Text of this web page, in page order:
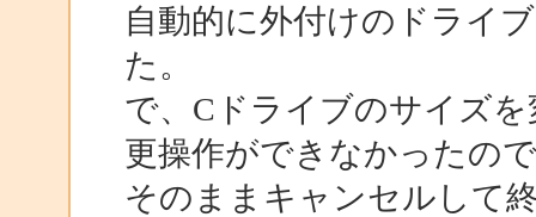
自動的に外付けのドライ
た。
で、Cドライブのサイズ
更操作ができなかったの
そのままキャンセルして